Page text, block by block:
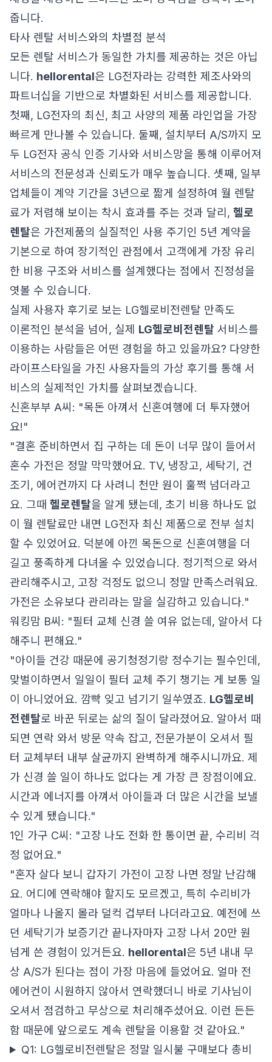
줍니다.
타사 렌탈 서비스와의 차별점 분석
모든 렌탈 서비스가 동일한 가치를 제공하는 것은 아닙
니다. hellorental은 LG전자라는 강력한 제조사와의
파트너십을 기반으로 차별화된 서비스를 제공합니다.
첫째, LG전자의 최신, 최고 사양의 제품 라인업을 가장
빠르게 만나볼 수 있습니다. 둘째, 설치부터 A/S까지 모
두 LG전자 공식 인증 기사와 서비스망을 통해 이루어져
서비스의 전문성과 신뢰도가 매우 높습니다. 셋째, 일부
업체들이 계약 기간을 3년으로 짧게 설정하여 월 렌탈
료가 저렴해 보이는 착시 효과를 주는 것과 달리, 헬로
렌탈은 가전제품의 실질적인 사용 주기인 5년 계약을
기본으로 하여 장기적인 관점에서 고객에게 가장 유리
한 비용 구조와 서비스를 설계했다는 점에서 진정성을
엿볼 수 있습니다.
실제 사용자 후기로 보는 LG헬로비전렌탈 만족도
이론적인 분석을 넘어, 실제 LG헬로비전렌탈 서비스를
이용하는 사람들은 어떤 경험을 하고 있을까요? 다양한
라이프스타일을 가진 사용자들의 가상 후기를 통해 서
비스의 실제적인 가치를 살펴보겠습니다.
신혼부부 A씨: "목돈 아껴서 신혼여행에 더 투자했어
요!"
"결혼 준비하면서 집 구하는 데 돈이 너무 많이 들어서
혼수 가전은 정말 막막했어요. TV, 냉장고, 세탁기, 건
조기, 에어컨까지 다 사려니 천만 원이 훌쩍 넘더라고
요. 그때 헬로렌탈을 알게 됐는데, 초기 비용 하나도 없
이 월 렌탈료만 내면 LG전자 최신 제품으로 전부 설치
할 수 있었어요. 덕분에 아낀 목돈으로 신혼여행을 더
길고 풍족하게 다녀올 수 있었습니다. 정기적으로 와서
관리해주시고, 고장 걱정도 없으니 정말 만족스러워요.
가전은 소유보다 관리라는 말을 실감하고 있습니다."
워킹맘 B씨: "필터 교체 신경 쓸 여유 없는데, 알아서 다
해주니 편해요."
"아이들 건강 때문에 공기청정기랑 정수기는 필수인데,
맞벌이하면서 일일이 필터 교체 주기 챙기는 게 보통 일
이 아니었어요. 깜빡 잊고 넘기기 일쑤였죠. LG헬로비
전렌탈로 바꾼 뒤로는 삶의 질이 달라졌어요. 알아서 때
되면 연락 와서 방문 약속 잡고, 전문가분이 오셔서 필
터 교체부터 내부 살균까지 완벽하게 해주시니까요. 제
가 신경 쓸 일이 하나도 없다는 게 가장 큰 장점이에요.
시간과 에너지를 아껴서 아이들과 더 많은 시간을 보낼
수 있게 됐습니다."
1인 가구 C씨: "고장 나도 전화 한 통이면 끝, 수리비 걱
정 없어요."
"혼자 살다 보니 갑자기 가전이 고장 나면 정말 난감해
요. 어디에 연락해야 할지도 모르겠고, 특히 수리비가
얼마나 나올지 몰라 덜컥 겁부터 나더라고요. 예전에 쓰
던 세탁기가 보증기간 끝나자마자 고장 나서 20만 원
넘게 쓴 경험이 있거든요. hellorental은 5년 내내 무
상 A/S가 된다는 점이 가장 마음에 들었어요. 얼마 전
에어컨이 시원하지 않아서 연락했더니 바로 기사님이
오셔서 점검하고 무상으로 처리해주셨어요. 이런 든든
함 때문에 앞으로도 계속 렌탈을 이용할 것 같아요."
Q1: LG헬로비전렌탈은 정말 일시불 구매보다 총비